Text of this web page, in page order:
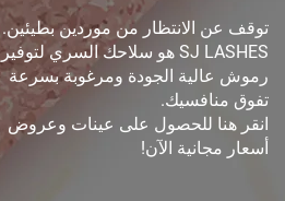
توقف عن الانتظار من موردين بطيئين.
SJ LASHES هو سلاحك السري لتوفير
رموش عالية الجودة ومرغوبة بسرعة
تفوق منافسيك.
انقر هنا للحصول على عينات وعروض
أسعار مجانية الآن!